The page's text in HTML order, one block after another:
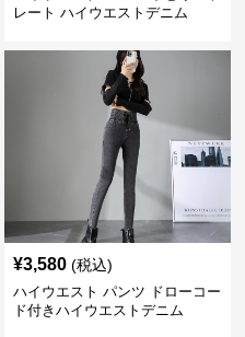
レート ハイウエストデニム
¥3,580 (税込)
ハイウエスト パンツ ドローコー
ド付きハイウエストデニム